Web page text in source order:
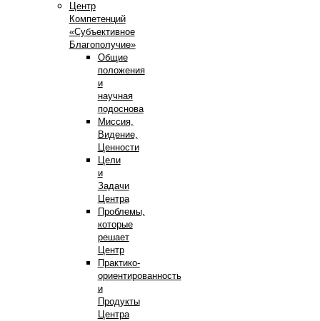
Центр
Компетенций
«Субъективное
Благополучие»
Общие
положения
и
научная
подоснова
Миссия,
Видение,
Ценности
Цели
и
Задачи
Центра
Проблемы,
которые
решает
Центр
Практико-
ориентированность
и
Продукты
Центра